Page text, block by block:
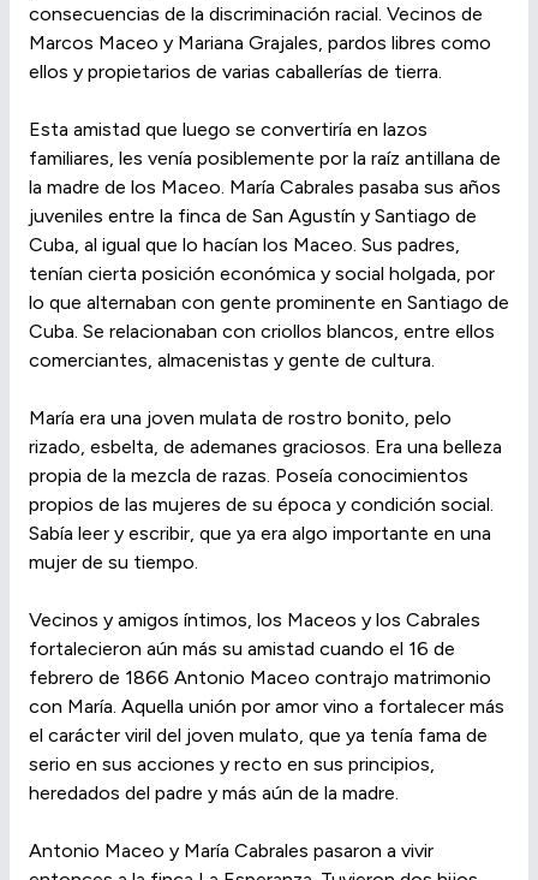
consecuencias de la discriminación racial. Vecinos de
Marcos Maceo y Mariana Grajales, pardos libres como
ellos y propietarios de varias caballerías de tierra.
Esta amistad que luego se convertiría en lazos
familiares, les venía posiblemente por la raíz antillana de
la madre de los Maceo. María Cabrales pasaba sus años
juveniles entre la finca de San Agustín y Santiago de
Cuba, al igual que lo hacían los Maceo. Sus padres,
tenían cierta posición económica y social holgada, por
lo que alternaban con gente prominente en Santiago de
Cuba. Se relacionaban con criollos blancos, entre ellos
comerciantes, almacenistas y gente de cultura.
María era una joven mulata de rostro bonito, pelo
rizado, esbelta, de ademanes graciosos. Era una belleza
propia de la mezcla de razas. Poseía conocimientos
propios de las mujeres de su época y condición social.
Sabía leer y escribir, que ya era algo importante en una
mujer de su tiempo.
Vecinos y amigos íntimos, los Maceos y los Cabrales
fortalecieron aún más su amistad cuando el 16 de
febrero de 1866 Antonio Maceo contrajo matrimonio
con María. Aquella unión por amor vino a fortalecer más
el carácter viril del joven mulato, que ya tenía fama de
serio en sus acciones y recto en sus principios,
heredados del padre y más aún de la madre.
Antonio Maceo y María Cabrales pasaron a vivir